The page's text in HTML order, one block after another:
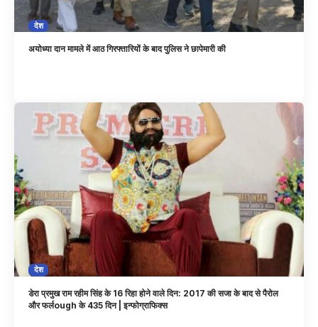
देश
अयोध्या दान मामले में आठ गिरफ्तारियों के बाद पुलिस ने छापेमारी की
देश
डेरा प्रमुख राम रहीम सिंह के 16 रिहा होने वाले दिन: 2017 की सजा के बाद से पैरोल
और फर्लough के 435 दिन | इन्फोग्राफिक्स